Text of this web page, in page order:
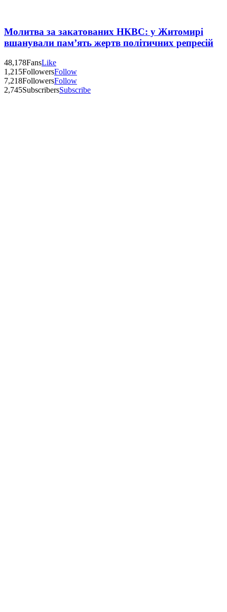
Молитва за закатованих НКВС: у Житомирі
вшанували пам’ять жертв політичних репресій
48,178FansLike
1,215FollowersFollow
7,218FollowersFollow
2,745SubscribersSubscribe